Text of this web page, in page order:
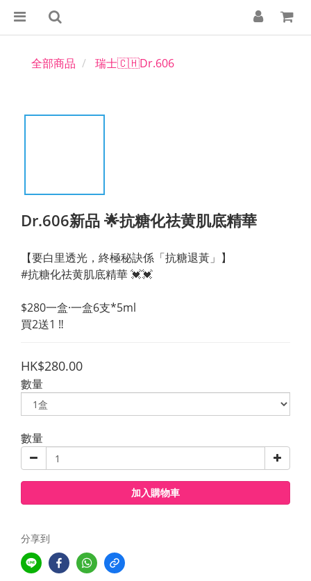
全部商品 瑞士🇨🇭Dr.606
Dr.606新品 🌟抗糖化祛黄肌底精華
【要白里透光，終極秘訣係「抗糖退黃」】
#抗糖化祛黄肌底精華 💓💓
$280一盒·一盒6支*5ml
買2送1 ‼️
HK$280.00
數量
數量
加入購物車
分享到